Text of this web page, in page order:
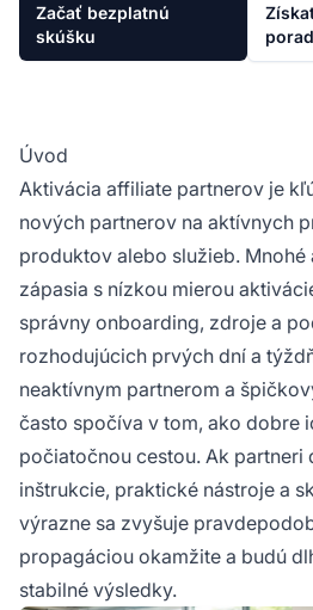
Začať bezplatnú
skúšku
Úvod
Aktivácia affiliate partnerov je
nových partnerov na aktívnych
produktov alebo služieb.
zápasia s nízkou mierou
správny onboarding, zdroje a
rozhodujúcich prvých dní a
neaktívnym partnerom a
často spočíva v tom, ako dobre
počiatočnou cestou. Ak partneri
inštrukcie, praktické nástroje a
výrazne sa zvyšuje
propagáciou okamžite a budú
stabilné výsledky.